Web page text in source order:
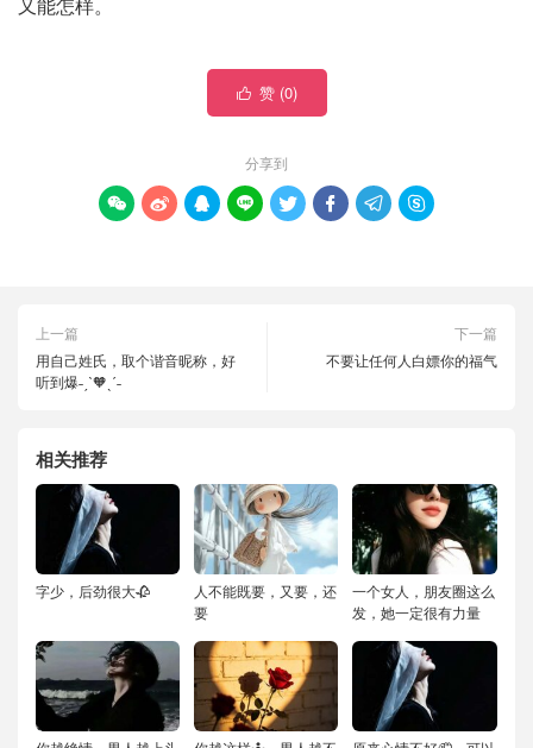
 赞 (0)
分享到
       
上一篇
用自己姓氏，取个谐音昵称，好
听到爆˗ˏˋ🧡ˎˊ˗
下一篇
不要让任何人白嫖你的福气
相关推荐
字少，后劲很大🥀
人不能既要，又要，还
要
一个女人，朋友圈这么
发，她一定很有力量